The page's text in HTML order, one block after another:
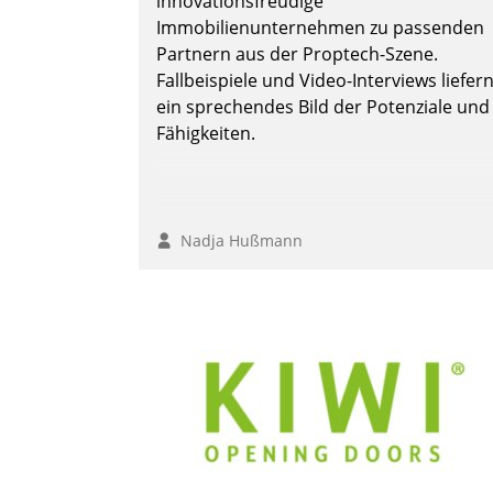
Andreas Lerchner
Immobilienunternehmen zu passenden
Partnern aus der Proptech-Szene.
Fallbeispiele und Video-Interviews liefern
ein sprechendes Bild der Potenziale und
Fähigkeiten.
Nadja Hußmann